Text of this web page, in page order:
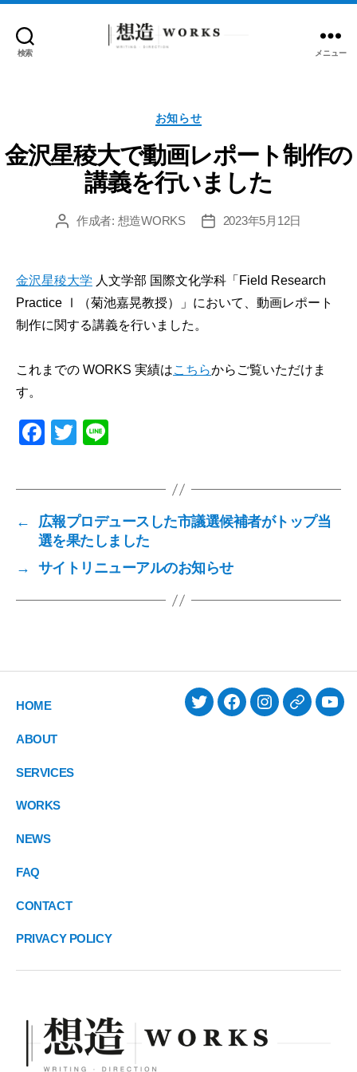
検索 メニュー
カ
テ
ゴ
リ
ー
お知らせ
金沢星稜大で動画レポート制作の
講義を行いました
投 作成者: 想造WORKS
投
2023年5月12日
金沢星稜大学 人文学部 国際文化学科「Field Research
Practice Ⅰ（菊池嘉晃教授）」において、動画レポート
制作に関する講義を行いました。
これまでの WORKS 実績はこちらからご覧いただけま
す。
F
c
e
b
o
T
tt
er
e
←
広報プロデュースした市議選候補者がトップ当
選を果たしました
→
サイトリニューアルのお知らせ
HOME
ABOUT
SERVICES
WORKS
NEWS
FAQ
CONTACT
PRIVACY POLICY
TwitterFacebookInstagramThreads